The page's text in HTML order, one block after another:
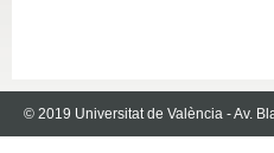
© 2019 Universitat de València - Av.